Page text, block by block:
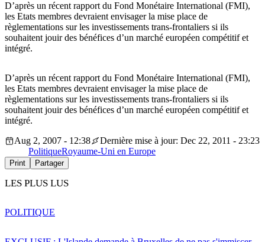
D’après un récent rapport du Fond Monétaire International (FMI),
les Etats membres devraient envisager la mise place de
règlementations sur les investissements trans-frontaliers si ils
souhaitent jouir des bénéfices d’un marché européen compétitif et
intégré.
D’après un récent rapport du Fond Monétaire International (FMI),
les Etats membres devraient envisager la mise place de
règlementations sur les investissements trans-frontaliers si ils
souhaitent jouir des bénéfices d’un marché européen compétitif et
intégré.
Aug 2, 2007 - 12:38
Dernière mise à jour: Dec 22, 2011 - 23:23
PolitiqueRoyaume-Uni en Europe
Print Partager
LES PLUS LUS
POLITIQUE